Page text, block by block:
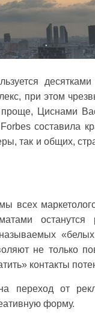
при этом
Циснами
составила
так и общих,
всех
не только
контакты
переход от
форму.